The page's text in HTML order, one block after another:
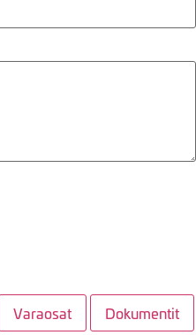
Varaosat Dokumentit